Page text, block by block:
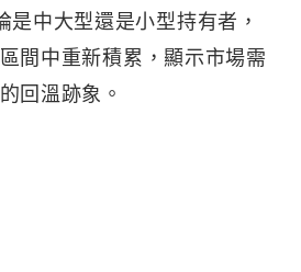
是中大型還是小型持有者，
間中重新積累，顯示市場需
回溫跡象。